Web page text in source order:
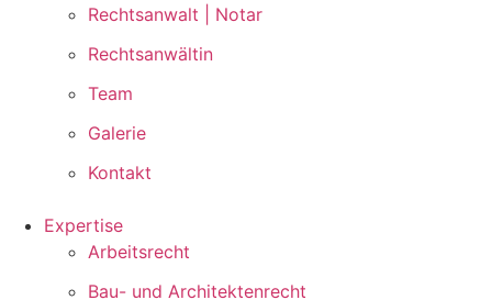
Rechtsanwalt | Notar
Rechtsanwältin
Team
Galerie
Kontakt
Expertise
Arbeitsrecht
Bau- und Architektenrecht